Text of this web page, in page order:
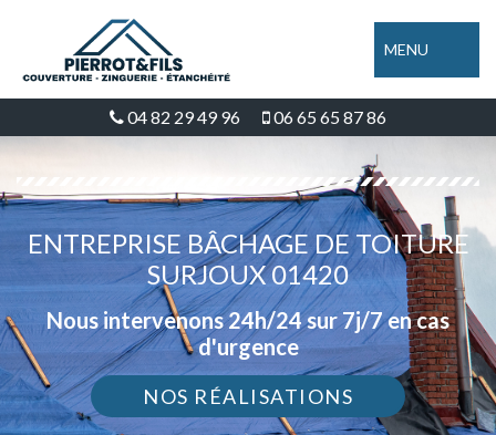
MENU
04 82 29 49 96 06 65 65 87 86
ENTREPRISE BÂCHAGE DE TOITURE
SURJOUX 01420
Nous intervenons 24h/24 sur 7j/7 en cas
d'urgence
NOS RÉALISATIONS